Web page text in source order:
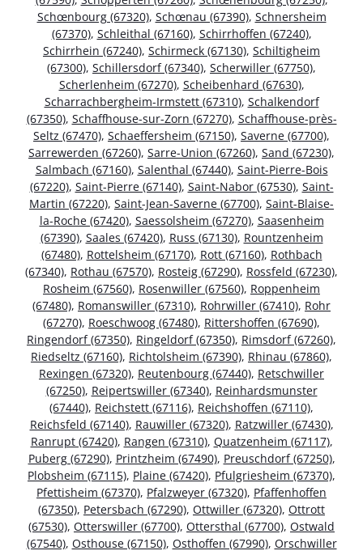
Schœnbourg (67320), Schœnau (67390), Schnersheim
(67370), Schleithal (67160), Schirrhoffen (67240),
Schirrhein (67240), Schirmeck (67130), Schiltigheim
(67300), Schillersdorf (67340), Scherwiller (67750),
Scherlenheim (67270), Scheibenhard (67630),
Scharrachbergheim-Irmstett (67310), Schalkendorf
(67350), Schaffhouse-sur-Zorn (67270), Schaffhouse-près-
Seltz (67470), Schaeffersheim (67150), Saverne (67700),
Sarrewerden (67260), Sarre-Union (67260), Sand (67230),
Salmbach (67160), Salenthal (67440), Saint-Pierre-Bois
(67220), Saint-Pierre (67140), Saint-Nabor (67530), Saint-
Martin (67220), Saint-Jean-Saverne (67700), Saint-Blaise-
la-Roche (67420), Saessolsheim (67270), Saasenheim
(67390), Saales (67420), Russ (67130), Rountzenheim
(67480), Rottelsheim (67170), Rott (67160), Rothbach
(67340), Rothau (67570), Rosteig (67290), Rossfeld (67230),
Rosheim (67560), Rosenwiller (67560), Roppenheim
(67480), Romanswiller (67310), Rohrwiller (67410), Rohr
(67270), Roeschwoog (67480), Rittershoffen (67690),
Ringendorf (67350), Ringeldorf (67350), Rimsdorf (67260),
Riedseltz (67160), Richtolsheim (67390), Rhinau (67860),
Rexingen (67320), Reutenbourg (67440), Retschwiller
(67250), Reipertswiller (67340), Reinhardsmunster
(67440), Reichstett (67116), Reichshoffen (67110),
Reichsfeld (67140), Rauwiller (67320), Ratzwiller (67430),
Ranrupt (67420), Rangen (67310), Quatzenheim (67117),
Puberg (67290), Printzheim (67490), Preuschdorf (67250),
Plobsheim (67115), Plaine (67420), Pfulgriesheim (67370),
Pfettisheim (67370), Pfalzweyer (67320), Pfaffenhoffen
(67350), Petersbach (67290), Ottwiller (67320), Ottrott
(67530), Otterswiller (67700), Ottersthal (67700), Ostwald
(67540), Osthouse (67150), Osthoffen (67990), Orschwiller